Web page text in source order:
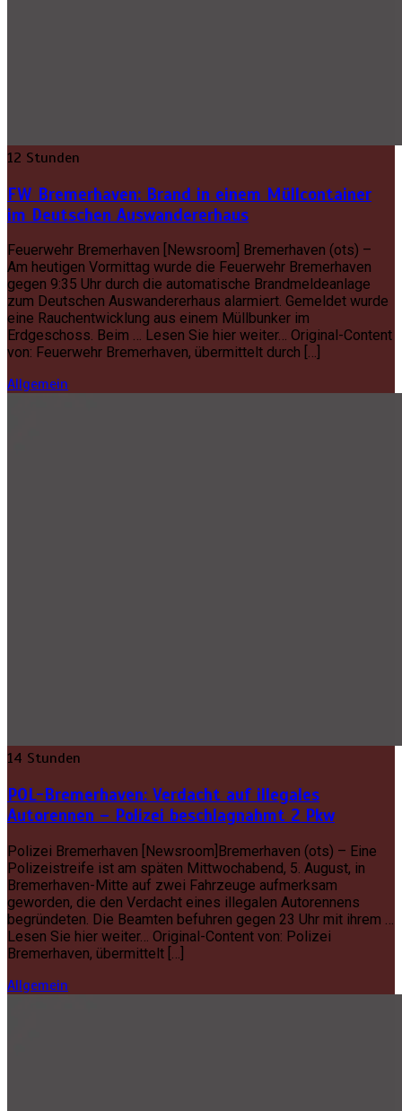
12 Stunden
FW Bremerhaven: Brand in einem Müllcontainer
im Deutschen Auswandererhaus
Feuerwehr Bremerhaven [Newsroom] Bremerhaven (ots) –
Am heutigen Vormittag wurde die Feuerwehr Bremerhaven
gegen 9:35 Uhr durch die automatische Brandmeldeanlage
zum Deutschen Auswandererhaus alarmiert. Gemeldet wurde
eine Rauchentwicklung aus einem Müllbunker im
Erdgeschoss. Beim … Lesen Sie hier weiter… Original-Content
von: Feuerwehr Bremerhaven, übermittelt durch […]
Allgemein
14 Stunden
POL-Bremerhaven: Verdacht auf illegales
Autorennen – Polizei beschlagnahmt 2 Pkw
Polizei Bremerhaven [Newsroom]Bremerhaven (ots) – Eine
Polizeistreife ist am späten Mittwochabend, 5. August, in
Bremerhaven-Mitte auf zwei Fahrzeuge aufmerksam
geworden, die den Verdacht eines illegalen Autorennens
begründeten. Die Beamten befuhren gegen 23 Uhr mit ihrem …
Lesen Sie hier weiter… Original-Content von: Polizei
Bremerhaven, übermittelt […]
Allgemein